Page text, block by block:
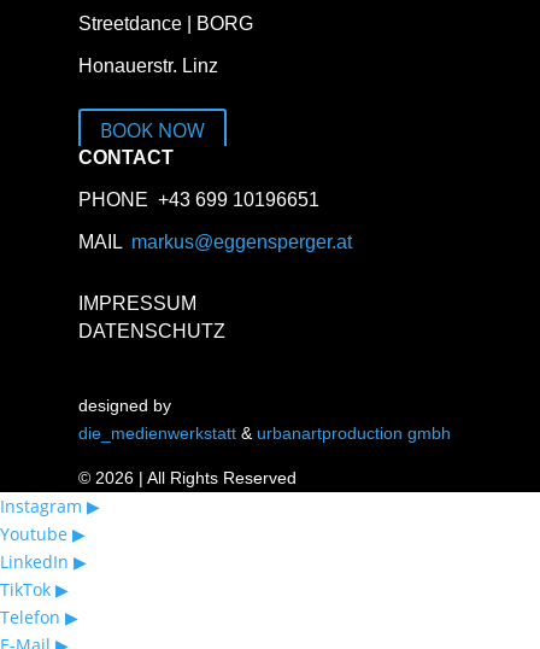
Streetdance | BORG
Honauerstr. Linz
BOOK NOW
CONTACT
PHONE +43 699 10196651
MAIL markus@eggensperger.at
IMPRESSUM
DATENSCHUTZ
designed by
die_medienwerkstatt & urbanartproduction gmbh
© 2026 | All Rights Reserved
Instagram ▶︎
Youtube ▶︎
LinkedIn ▶︎
TikTok ▶︎
Telefon ▶︎